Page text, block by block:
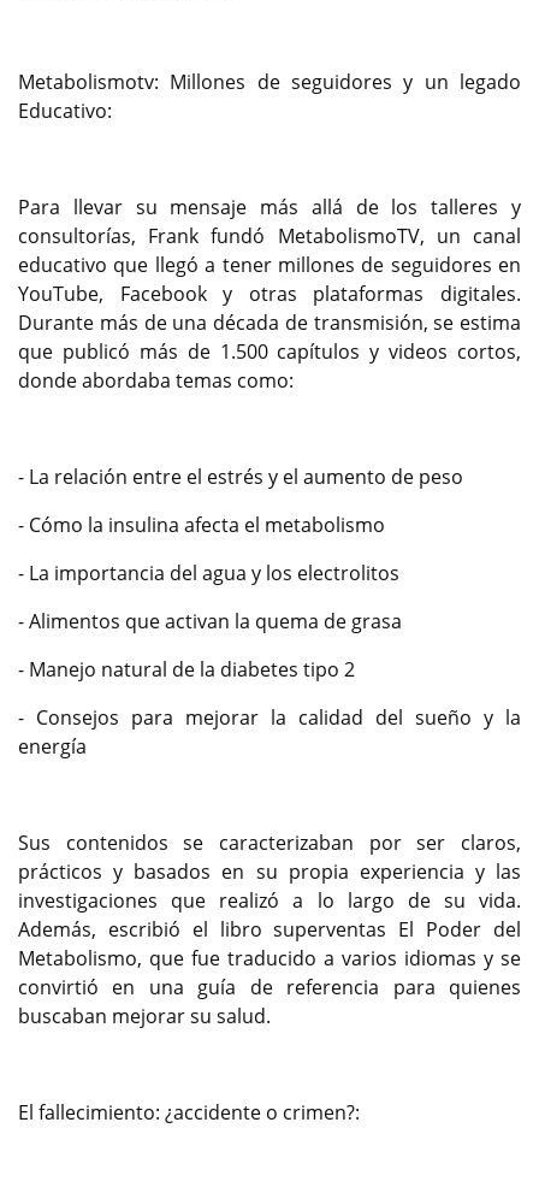
Metabolismotv: Millones de seguidores y un legado
Educativo:
Para llevar su mensaje más allá de los talleres y
consultorías, Frank fundó MetabolismoTV, un canal
educativo que llegó a tener millones de seguidores en
YouTube, Facebook y otras plataformas digitales.
Durante más de una década de transmisión, se estima
que publicó más de 1.500 capítulos y videos cortos,
donde abordaba temas como:
- La relación entre el estrés y el aumento de peso
- Cómo la insulina afecta el metabolismo
- La importancia del agua y los electrolitos
- Alimentos que activan la quema de grasa
- Manejo natural de la diabetes tipo 2
- Consejos para mejorar la calidad del sueño y la
energía
Sus contenidos se caracterizaban por ser claros,
prácticos y basados en su propia experiencia y las
investigaciones que realizó a lo largo de su vida.
Además, escribió el libro superventas El Poder del
Metabolismo, que fue traducido a varios idiomas y se
convirtió en una guía de referencia para quienes
buscaban mejorar su salud.
El fallecimiento: ¿accidente o crimen?: